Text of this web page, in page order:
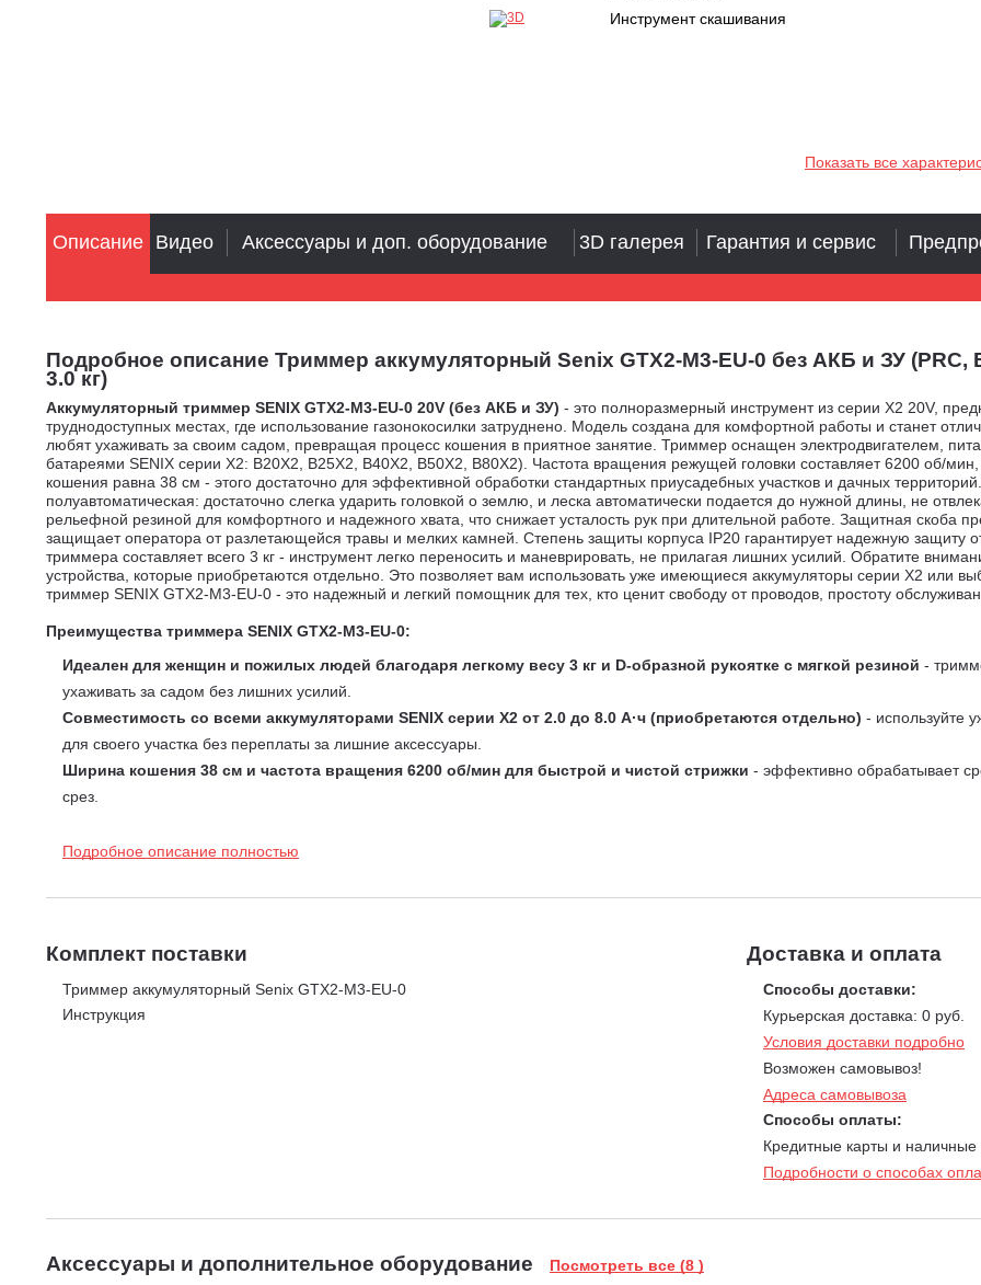
Инструмент скашивания
Показать все
Подробное описание Триммер аккумуляторный Senix GTX2-M3-EU-0 без АКБ и ЗУ (PRC,
3.0 кг)
Аккумуляторный триммер SENIX GTX2-M3-EU-0 20V (без АКБ и ЗУ) - это полноразмерный инструмент из серии X2 20V,
труднодоступных местах, где использование газонокосилки затруднено. Модель создана для комфортной работы и станет
любят ухаживать за своим садом, превращая процесс кошения в приятное занятие. Триммер оснащен электродвигателем,
батареями SENIX серии X2: B20X2, B25X2, B40X2, B50X2, B80X2). Частота вращения режущей головки составляет 6200 об/
кошения равна 38 см - этого достаточно для эффективной обработки стандартных приусадебных участков и дачных
полуавтоматическая: достаточно слегка ударить головкой о землю, и леска автоматически подается до нужной длины, не
рельефной резиной для комфортного и надежного хвата, что снижает усталость рук при длительной работе. Защитная скоба
защищает оператора от разлетающейся травы и мелких камней. Степень защиты корпуса IP20 гарантирует надежную защиту
триммера составляет всего 3 кг - инструмент легко переносить и маневрировать, не прилагая лишних усилий. Обратите
устройства, которые приобретаются отдельно. Это позволяет вам использовать уже имеющиеся аккумуляторы серии X2 или
триммер SENIX GTX2-M3-EU-0 - это надежный и легкий помощник для тех, кто ценит свободу от проводов, простоту
Преимущества триммера SENIX GTX2-M3-EU-0:
Идеален для женщин и пожилых людей благодаря легкому весу 3 кг и D-образной рукоятке с мягкой резиной -
ухаживать за садом без лишних усилий.
Совместимость со всеми аккумуляторами SENIX серии X2 от 2.0 до 8.0 А·ч (приобретаются отдельно) - используйте
для своего участка без переплаты за лишние аксессуары.
Ширина кошения 38 см и частота вращения 6200 об/мин для быстрой и чистой стрижки - эффективно обрабатывает
срез.
остановки и разбора головки.
Экологичность и тихая работа без выхлопных газов и запаха бензина- работайте в любое время без вреда для
Степень защиты IP20 для надежной работы в условиях пыли и повышенной влажности- триммер не боится мелкой
Полноразмерная конструкция для скашивания травы на средних участках и в труднодоступных местах
- отлично
под кустами, куда не проедет газонокосилка.
- не требует затрат на топливо и
Превращает кошение травы из тяжелой работы в приятное занятие благодаря легкости и эргономике
Подробное описание полностью
Комплект поставки
Триммер аккумуляторный Senix GTX2-M3-EU-0
Инструкция
Доставка и оплата
Способы доставки:
Курьерская доставка: 0 руб.
Условия доставки подробно
Возможен самовывоз!
Адреса самовывоза
Способы оплаты:
Кредитные карты и наличные
Подробности о способах
Аксессуары и дополнительное оборудование Посмотреть все (8 )
Описание Видео Аксессуары и доп. оборудование 3D галерея Гарантия и сервис